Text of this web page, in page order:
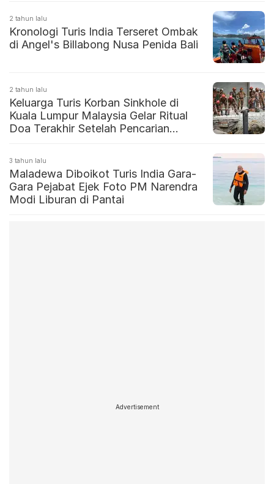
2 tahun lalu
Kronologi Turis India Terseret Ombak
di Angel's Billabong Nusa Penida Bali
2 tahun lalu
Keluarga Turis Korban Sinkhole di
Kuala Lumpur Malaysia Gelar Ritual
Doa Terakhir Setelah Pencarian
3 tahun lalu
Maladewa Diboikot Turis India Gara-
Gara Pejabat Ejek Foto PM Narendra
Modi Liburan di Pantai
Advertisement